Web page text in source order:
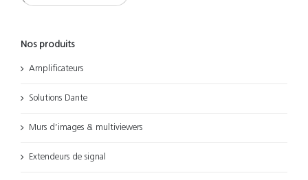
Nos produits
Amplificateurs
Solutions Dante
Murs d’images & multiviewers
Extendeurs de signal